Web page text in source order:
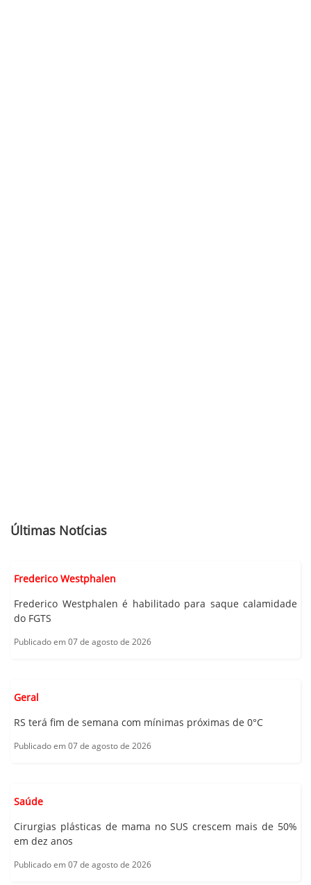
Últimas Notícias
Frederico Westphalen
Frederico Westphalen é habilitado para saque calamidade
do FGTS
Publicado em 07 de agosto de 2026
Geral
RS terá fim de semana com mínimas próximas de 0°C
Publicado em 07 de agosto de 2026
Saúde
Cirurgias plásticas de mama no SUS crescem mais de 50%
em dez anos
Publicado em 07 de agosto de 2026